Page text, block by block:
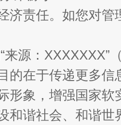
体化项目 走
济责任。如您对
来源：
的在于传递更多
形象，增强国家
和谐社会、和谐